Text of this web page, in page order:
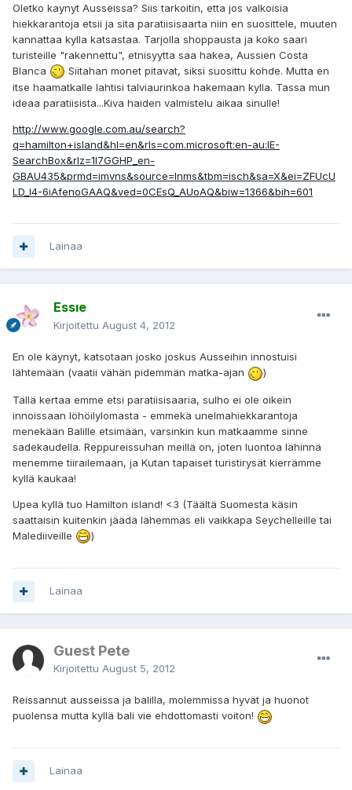
Oletko kaynyt Ausseissa? Siis tarkoitin, etta jos valkoisia
hiekkarantoja etsii ja sita paratiisisaarta niin en suosittele, muuten
kannattaa kylla katsastaa. Tarjolla shoppausta ja koko saari
turisteille "rakennettu", etnisyytta saa hakea, Aussien Costa
Blanca
Siitahan monet pitavat, siksi suosittu kohde. Mutta en
itse haamatkalle lahtisi talviaurinkoa hakemaan kylla. Tassa mun
ideaa paratiisista...Kiva haiden valmistelu aikaa sinulle!
http://www.google.com.au/search?
q=hamilton+island&hl=en&rls=com.microsoft:en-au:IE-
SearchBox&rlz=1I7GGHP_en-
GBAU435&prmd=imvns&source=lnms&tbm=isch&sa=X&ei=ZFUcU
LD_I4-6iAfenoGAAQ&ved=0CEsQ_AUoAQ&biw=1366&bih=601
Lainaa
Essıe
Kirjoitettu August 4, 2012
En ole käynyt, katsotaan josko joskus Ausseihin innostuisi
lähtemään (vaatii vähän pidemmän matka-ajan
)
Tällä kertaa emme etsi paratiisisaaria, sulho ei ole oikein
innoissaan löhöilylomasta - emmekä unelmahiekkarantoja
menekään Balille etsimään, varsinkin kun matkaamme sinne
sadekaudella. Reppureissuhan meillä on, joten luontoa lähinnä
menemme tiirailemaan, ja Kutan tapaiset turistirysät kierrämme
kyllä kaukaa!
Upea kyllä tuo Hamilton island! <3 (Täältä Suomesta käsin
saattaisin kuitenkin jäädä lähemmäs eli vaikkapa Seychelleille tai
Malediiveille
)
Lainaa
Guest Pete
Kirjoitettu August 5, 2012
Reissannut ausseissa ja balilla, molemmissa hyvät ja huonot
puolensa mutta kyllä bali vie ehdottomasti voiton!
Lainaa